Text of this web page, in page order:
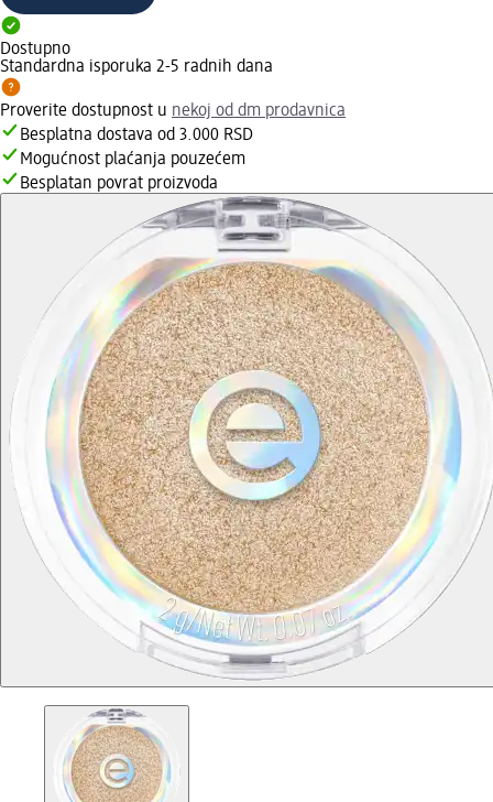
Dostupno
Standardna isporuka 2-5 radnih dana
Proverite dostupnost u nekoj od dm prodavnica
Besplatna dostava od 3.000 RSD
Mogućnost plaćanja pouzećem
Besplatan povrat proizvoda